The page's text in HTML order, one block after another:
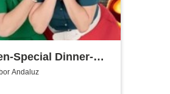
Special Dinner-
Herz und eine
Andaluz